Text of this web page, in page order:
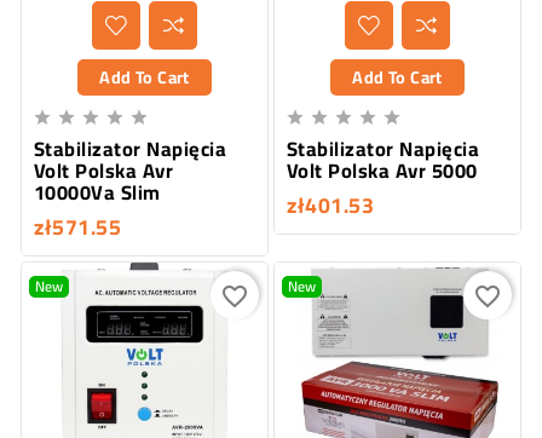
Add To Cart
    
Stabilizator Napięcia
Volt Polska Avr
10000Va Slim
zł571.55
Add To Cart
    
Stabilizator Napięcia
Volt Polska Avr 5000
zł401.53
New favorite_border New favorite_border